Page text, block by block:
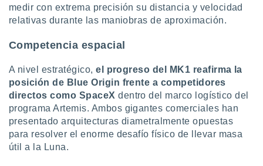
medir con extrema precisión su distancia y velocidad
relativas durante las maniobras de aproximación.
Competencia espacial
A nivel estratégico,el progreso del MK1 reafirma la
posición de Blue Origin frente a competidores
directos como SpaceXdentro del marco logístico del
programa Artemis. Ambos gigantes comerciales han
presentado arquitecturas diametralmente opuestas
para resolver el enorme desafío físico de llevar masa
útil a la Luna.